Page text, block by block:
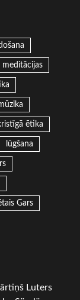
meditācijas
ētika
lūgšana
Gars
Luters